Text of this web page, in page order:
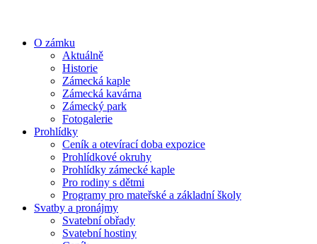
O zámku
Aktuálně
Historie
Zámecká kaple
Zámecká kavárna
Zámecký park
Fotogalerie
Prohlídky
Ceník a otevírací doba expozice
Prohlídkové okruhy
Prohlídky zámecké kaple
Pro rodiny s dětmi
Programy pro mateřské a základní školy
Svatby a pronájmy
Svatební obřady
Svatební hostiny